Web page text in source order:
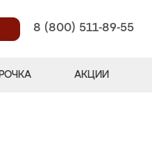
8 (800) 511-89-55
АКЦИИ